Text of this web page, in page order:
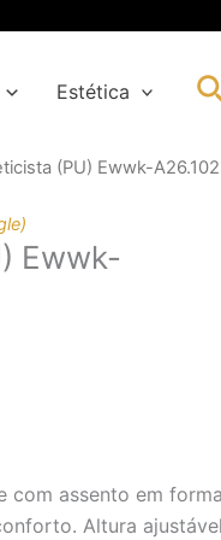
Estética
(PU) Ewwk-
Ewwk-
com assento em
Altura